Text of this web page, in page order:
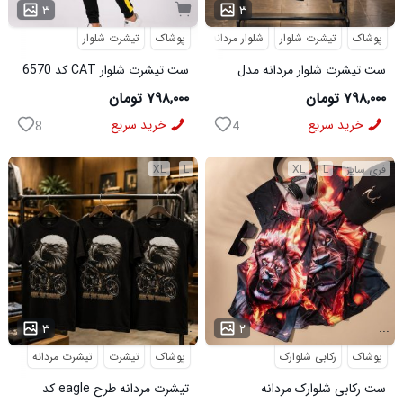
۳
پوشاک تیشرت شلوار
ست تیشرت شلوار CAT کد 6570
۷۹۸,۰۰۰ تومان
خرید سریع 8
۳ ...
پوشاک تیشرت شلوار شلوار مردانه
ست تیشرت شلوار مردانه مدل
Adidas کد 6569
۷۹۸,۰۰۰ تومان
خرید سریع 4
L
XL
۳ ...
پوشاک تیشرت تیشرت مردانه
تیشرت مردانه طرح eagle کد
فری سایز L
XL
۲ ...
پوشاک رکابی شلوارک
ست رکابی شلوارک مردانه